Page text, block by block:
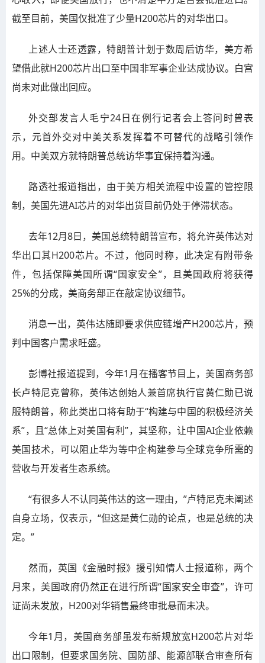
截至目前，美国仅批准了少量H200芯片的对华出口。
上述人士还透露，特朗普计划于数周后访华，美方希
望借此就H200芯片出口至中国非军事企业达成协议。白宫
尚未对此做出回应。
外交部发言人毛宁24日在例行记者会上答问时曾表
示，元首外交对中美关系发挥着不可替代的战略引领作
用。中美双方就特朗普总统访华事宜保持着沟通。
路透社报道指出，由于美方相关流程中设置的管控限
制，美国先进AI芯片的对华出货目前仍处于停滞状态。
去年12月8日，美国总统特朗普宣布，将允许英伟达对
华出口其H200芯片。不过，他同时称，此决定有附带条
件，包括保障美国所谓“国家安全”，且美国政府将获得
25%的分成，美商务部正在敲定协议细节。
消息一出，英伟达随即要求供应链增产H200芯片，预
判中国客户需求旺盛。
彭博社报道提到，今年1月在播客节目上，美国商务部
长卢特尼克曾称，英伟达创始人兼首席执行官黄仁勋已说
服特朗普，称此类出口将有助于“构建与中国的积极经济关
系”，且“总体上对美国有利”，其坚称，让中国AI企业依赖
美国技术，可以阻止华为等中企构建参与全球竞争所需的
营收与开发者生态系统。
“有很多人不认同英伟达的这一理由，”卢特尼克未阐述
自身立场，仅表示，“但这是黄仁勋的论点，也是总统的决
定。”
然而，英国《金融时报》援引知情人士报道称，两个
月来，美国政府仍然正在进行所谓“国家安全审查”，许可
证尚未发放，H200对华销售最终审批悬而未决。
今年1月，美国商务部虽发布新规放宽H200芯片对华
出口限制，但要求国务院、国防部、能源部联合审查所有